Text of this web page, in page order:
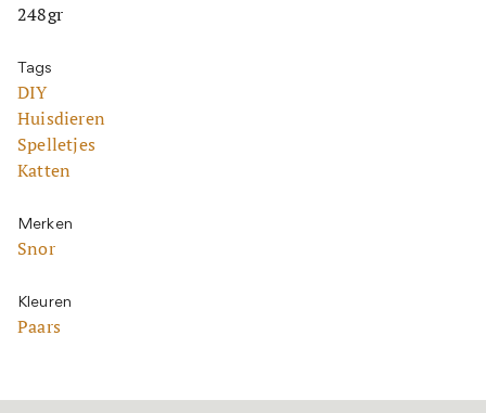
248gr
Tags
DIY
Huisdieren
Spelletjes
Katten
Merken
Snor
Kleuren
Paars